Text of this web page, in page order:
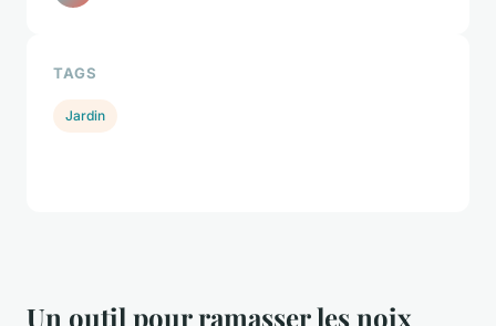
Un outil pour ramasser les noix
TAGS
Jardin